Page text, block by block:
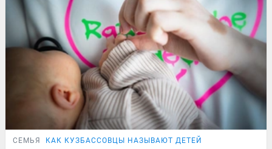
СЕМЬЯ КАК КУЗБАССОВЦЫ НАЗЫВАЮТ ДЕТЕЙ